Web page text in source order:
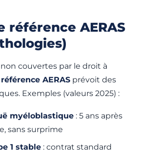
référence AERAS
couvertes par le droit à
AERAS prévoit des
Exemples (valeurs 2025) :
myéloblastique : 5 ans après
sans surprime
1 stable : contrat standard